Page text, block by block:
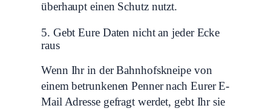
überhaupt einen Schutz nutzt.
5. Gebt Eure Daten nicht an jeder Ecke
raus
Wenn Ihr in der Bahnhofskneipe von
einem betrunkenen Penner nach Eurer E-
Mail Adresse gefragt werdet, gebt Ihr sie